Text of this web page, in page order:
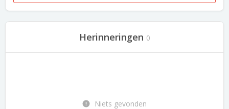
Herinneringen 0
Niets gevonden